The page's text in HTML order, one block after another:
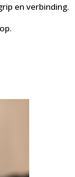
en verbinding.